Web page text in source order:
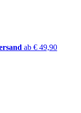
ab € 49,90